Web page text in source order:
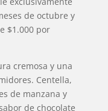
de octubre y
$1.000 por
cremosa y una
Centella,
de manzana y
de chocolate